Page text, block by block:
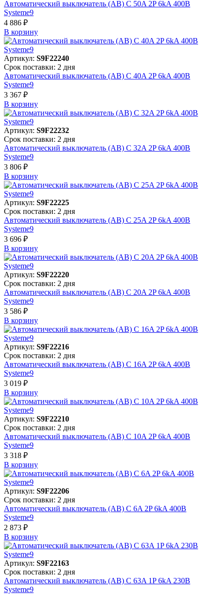
Автоматический выключатель (АВ) C 50A 2P 6kA 400В
Systeme9
4 886 ₽
В корзинy
Артикул: S9F22240
Срок поставки: 2 дня
Автоматический выключатель (АВ) C 40A 2P 6kA 400В
Systeme9
3 367 ₽
В корзинy
Артикул: S9F22232
Срок поставки: 2 дня
Автоматический выключатель (АВ) C 32A 2P 6kA 400В
Systeme9
3 806 ₽
В корзинy
Артикул: S9F22225
Срок поставки: 2 дня
Автоматический выключатель (АВ) C 25A 2P 6kA 400В
Systeme9
3 696 ₽
В корзинy
Артикул: S9F22220
Срок поставки: 2 дня
Автоматический выключатель (АВ) C 20A 2P 6kA 400В
Systeme9
3 586 ₽
В корзинy
Артикул: S9F22216
Срок поставки: 2 дня
Автоматический выключатель (АВ) C 16A 2P 6kA 400В
Systeme9
3 019 ₽
В корзинy
Артикул: S9F22210
Срок поставки: 2 дня
Автоматический выключатель (АВ) C 10A 2P 6kA 400В
Systeme9
3 318 ₽
В корзинy
Артикул: S9F22206
Срок поставки: 2 дня
Автоматический выключатель (АВ) C 6A 2P 6kA 400В
Systeme9
2 873 ₽
В корзинy
Артикул: S9F22163
Срок поставки: 2 дня
Автоматический выключатель (АВ) C 63A 1P 6kA 230В
Systeme9